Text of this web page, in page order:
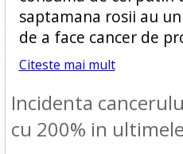
saptamana rosii au
de a face cancer de
Citeste mai mult
Incidenta
cu 200% in